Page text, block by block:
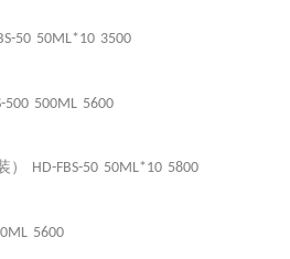
50 50ML*10 3500
500 500ML 5600
） HD-FBS-50 50ML*10 5800
5600